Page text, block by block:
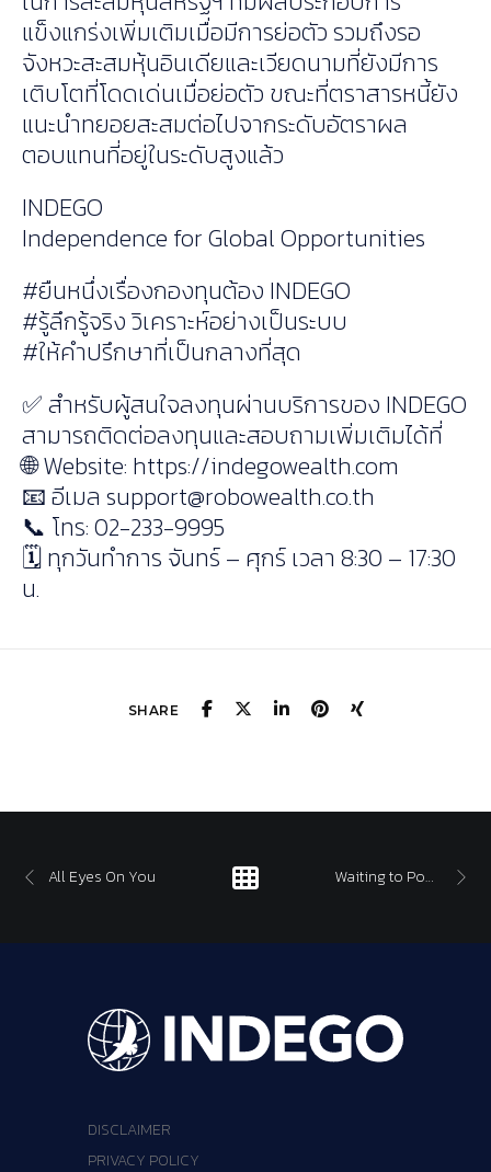
แข็งแกร่งเพิ่มเติมเมื่อมีการย่อตัว รวมถึงรอ
จังหวะสะสมหุ้นอินเดียและเวียดนามที่ยังมีการ
เติบโตที่โดดเด่นเมื่อย่อตัว ขณะที่ตราสารหนี้ยัง
แนะนำทยอยสะสมต่อไปจากระดับอัตราผล
ตอบแทนที่อยู่ในระดับสูงแล้ว
INDEGO
Independence for Global Opportunities
#ยืนหนึ่งเรื่องกองทุนต้อง INDEGO
#รู้ลึกรู้จริง วิเคราะห์อย่างเป็นระบบ
#ให้คำปรึกษาที่เป็นกลางที่สุด
✅ สำหรับผู้สนใจลงทุนผ่านบริการของ INDEGO
สามารถติดต่อลงทุนและสอบถามเพิ่มเติมได้ที่
🌐 Website: https://indegowealth.com
📧 อีเมล support@robowealth.co.th
📞 โทร: 02-233-9995
🗓 ทุกวันทำการ จันทร์ – ศุกร์ เวลา 8:30 – 17:30
น.
SHARE
All Eyes On You Waiting to Pounce
DISCLAIMER
PRIVACY POLICY